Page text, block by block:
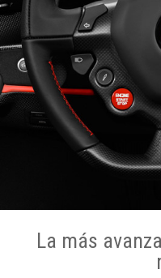
La más